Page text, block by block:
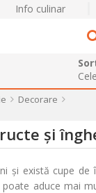
Info culinar
Decorare
și
și există cupe de
aduce mai